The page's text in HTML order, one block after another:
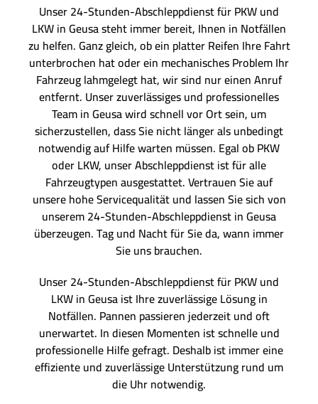
Unser 24-Stunden-Abschleppdienst für PKW und
LKW in Geusa steht immer bereit, Ihnen in Notfällen
zu helfen. Ganz gleich, ob ein platter Reifen Ihre Fahrt
unterbrochen hat oder ein mechanisches Problem Ihr
Fahrzeug lahmgelegt hat, wir sind nur einen Anruf
entfernt. Unser zuverlässiges und professionelles
Team in Geusa wird schnell vor Ort sein, um
sicherzustellen, dass Sie nicht länger als unbedingt
notwendig auf Hilfe warten müssen. Egal ob PKW
oder LKW, unser Abschleppdienst ist für alle
Fahrzeugtypen ausgestattet. Vertrauen Sie auf
unsere hohe Servicequalität und lassen Sie sich von
unserem 24-Stunden-Abschleppdienst in Geusa
überzeugen. Tag und Nacht für Sie da, wann immer
Sie uns brauchen.
Unser 24-Stunden-Abschleppdienst für PKW und
LKW in Geusa ist Ihre zuverlässige Lösung in
Notfällen. Pannen passieren jederzeit und oft
unerwartet. In diesen Momenten ist schnelle und
professionelle Hilfe gefragt. Deshalb ist immer eine
effiziente und zuverlässige Unterstützung rund um
die Uhr notwendig.